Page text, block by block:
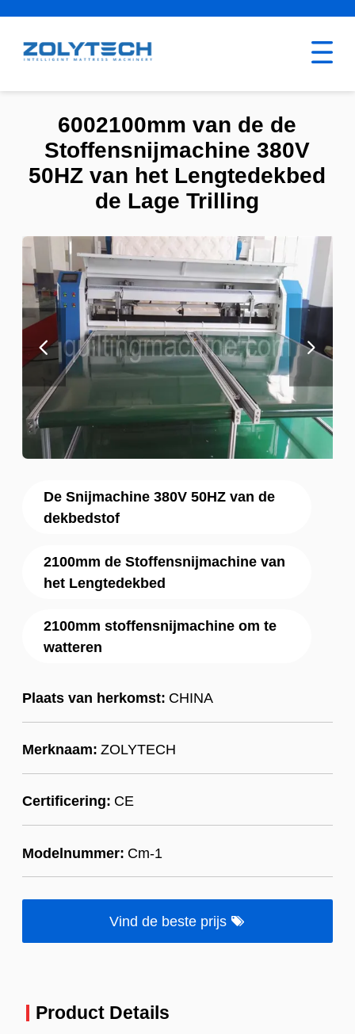
De Snijmachine 380V 50HZ van de
dekbedstof
2100mm de Stoffensnijmachine van
het Lengtedekbed
2100mm stoffensnijmachine om te
watteren
Plaats van herkomst: CHINA
Merknaam: ZOLYTECH
Certificering: CE
Modelnummer: Cm-1
Vind de beste prijs
6002100mm van de de
Stoffensnijmachine 380V
50HZ van het Lengtedekbed
de Lage Trilling
Product Details